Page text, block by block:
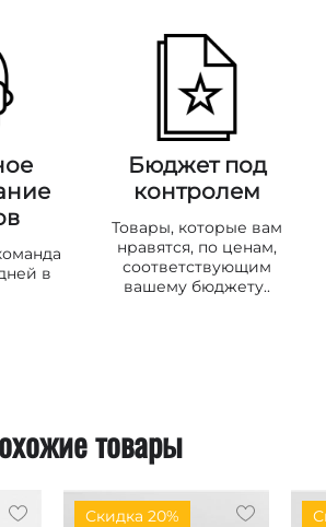
в
Бюджет под
контролем
Товары, которые вам
нравятся, по ценам,
соответствующим
вашему бюджету..
товары
Скидка 20%